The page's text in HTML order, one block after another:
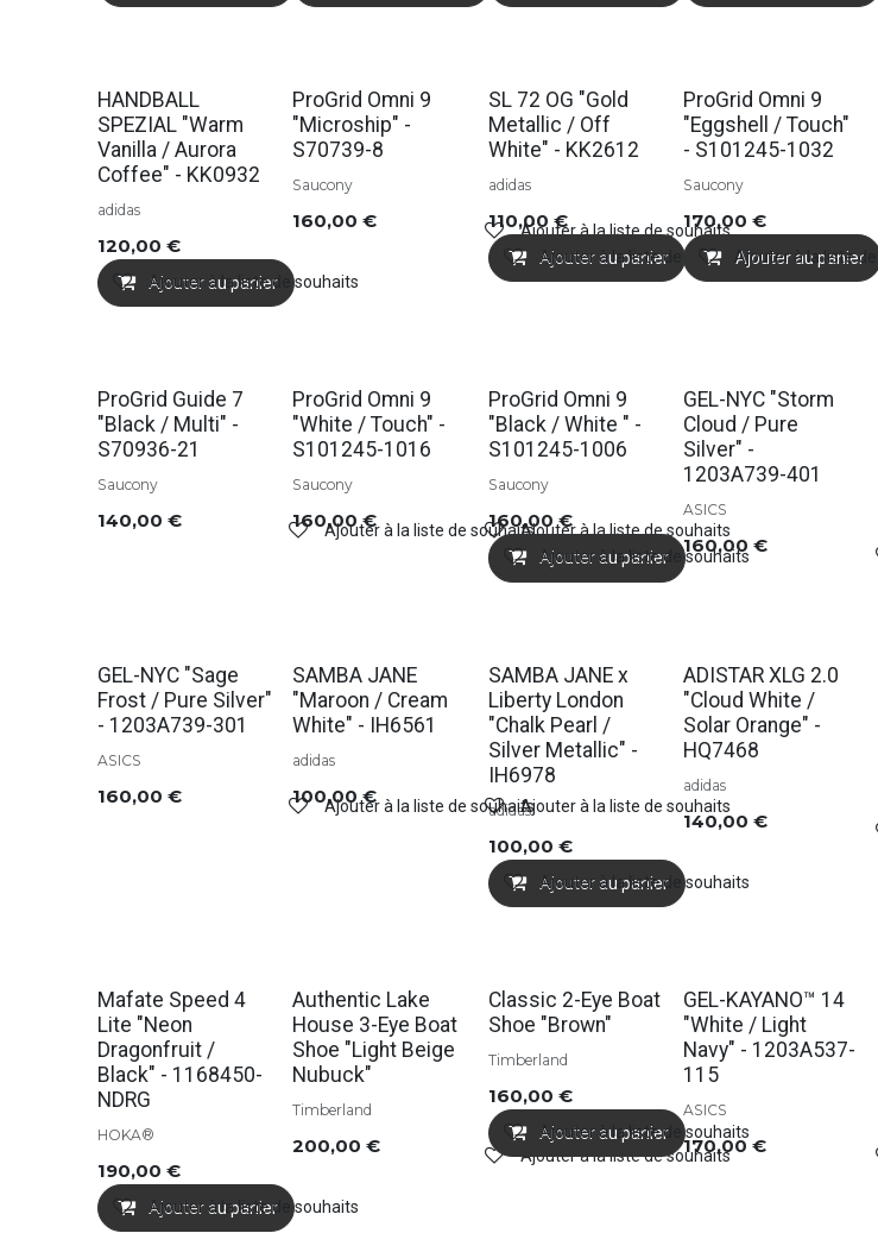
HANDBALL
SPEZIAL "Warm
Vanilla / Aurora
Coffee" - KK0932
adidas
120,00 €
Ajouter au panier
Ajouter à la liste de souhaits
ProGrid Omni 9
"Microship" -
S70739-8
Saucony
160,00 € Ajouter à la liste de souhaits
SL 72 OG "Gold
Metallic / Off
White" - KK2612
adidas
110,00 €
Ajouter au panier
Ajouter à la liste de souhaits
ProGrid Omni 9
"Eggshell / Touch"
- S101245-1032
Saucony
170,00 €
Ajouter au panier
Ajouter à la liste
ProGrid Guide 7
"Black / Multi" -
S70936-21
Saucony
140,00 € Ajouter à la liste de souhaits
ProGrid Omni 9
"White / Touch" -
S101245-1016
Saucony
160,00€ Ajouter à la liste de souhaits
ProGrid Omni 9
"Black / White " -
S101245-1006
Saucony
160,00€
Ajouter au panier
Ajouter à la liste de souhaits
GEL-NYC "Storm
Cloud / Pure
Silver" -
1203A739-401
ASICS
160,00 €
GEL-NYC "Sage
Frost / Pure Silver"
- 1203A739-301
ASICS
160,00 € Ajouter à la liste de souhaits
SAMBA JANE
"Maroon / Cream
White" - IH6561
adidas
100,00€ Ajouter à la liste de souhaits
SAMBA JANE x
Liberty London
"Chalk Pearl /
Silver Metallic" -
IH6978
adidas
100,00 €
Ajouter au panier
Ajouter à la liste de souhaits
Soldes
ADISTAR XLG 2.0
"Cloud White /
Solar Orange" -
HQ7468
adidas
140,00 €
Soldes
Mafate Speed 4
Lite "Neon
Dragonfruit /
Black" - 1168450-
NDRG
HOKA®
190,00 €
Ajouter au panier
Ajouter à la liste de souhaits
Soldes
Authentic Lake
House 3-Eye Boat
Shoe "Light Beige
Nubuck"
Timberland
200,00 € Ajouter à la liste de souhaits
Soldes
Classic 2-Eye Boat
Shoe "Brown"
Timberland
160,00 €
Ajouter au panier
Ajouter à la liste de souhaits
GEL-KAYANO™ 14
"White / Light
Navy" - 1203A537-
115
ASICS
170,00€